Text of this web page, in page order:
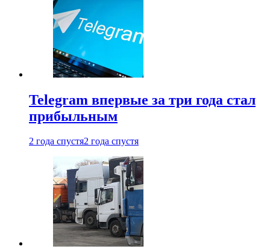
Telegram впервые за три года стал
прибыльным
2 года спустя2 года спустя